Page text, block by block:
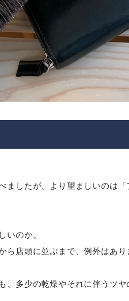
ましたが、より望ましいのは
いのか。
ら店頭に並ぶまで、例外はあ
、多少の乾燥やそれに伴うツ